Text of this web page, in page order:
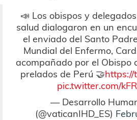
📣 Los obispos y
salud dialogaron en un
el enviado del Santo
Mundial del Enfermo,
acompañado por el Obispo
prelados de Perú 🤝https://
pic.twitter.com/
— Desarrollo
(@vaticanIHD_ES)